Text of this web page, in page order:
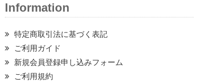
Information
特定商取引法に基づく表記
ご利用ガイド
新規会員登録申し込みフォーム
ご利用規約